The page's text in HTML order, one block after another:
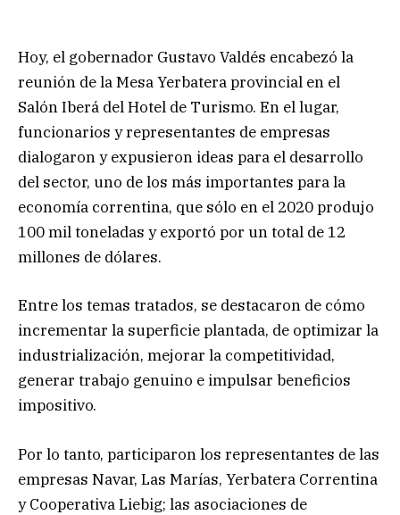
Hoy, el gobernador Gustavo Valdés encabezó la
reunión de la Mesa Yerbatera provincial en el
Salón Iberá del Hotel de Turismo. En el lugar,
funcionarios y representantes de empresas
dialogaron y expusieron ideas para el desarrollo
del sector, uno de los más importantes para la
economía correntina, que sólo en el 2020 produjo
100 mil toneladas y exportó por un total de 12
millones de dólares.
Entre los temas tratados, se destacaron de cómo
incrementar la superficie plantada, de optimizar la
industrialización, mejorar la competitividad,
generar trabajo genuino e impulsar beneficios
impositivo.
Por lo tanto, participaron los representantes de las
empresas Navar, Las Marías, Yerbatera Correntina
y Cooperativa Liebig; las asociaciones de